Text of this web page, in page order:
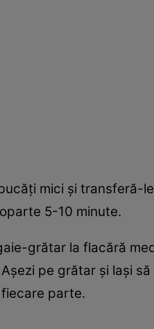
mici şi
5-10 minute.
grătar la flacără
pe grătar şi laşi
parte.